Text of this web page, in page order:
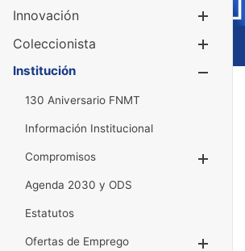
Innovación
Coleccionista
Institución
130 Aniversario FNMT
Información Institucional
Compromisos
Agenda 2030 y ODS
Estatutos
Ofertas de Emprego